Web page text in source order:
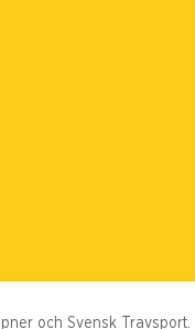
och Svensk Travsport.